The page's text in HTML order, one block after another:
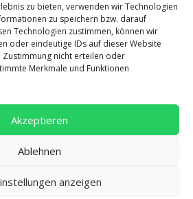
zu bieten, verwenden wir Technologien
zu speichern bzw. darauf
Technologien zustimmen, können wir
oder eindeutige IDs auf dieser Website
Zustimmung nicht erteilen oder
Merkmale und Funktionen
Akzeptieren
Ablehnen
anzeigen